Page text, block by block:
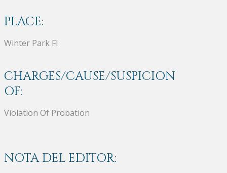
PLACE:
Winter Park Fl
CHARGES/CAUSE/SUSPICION
OF:
Violation Of Probation
NOTA DEL EDITOR: